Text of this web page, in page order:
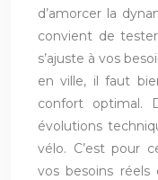
d’amorcer la
convient de tester
s’ajuste à vos
en ville, il faut
confort optimal.
évolutions
vélo. C’est pour
vos besoins réels